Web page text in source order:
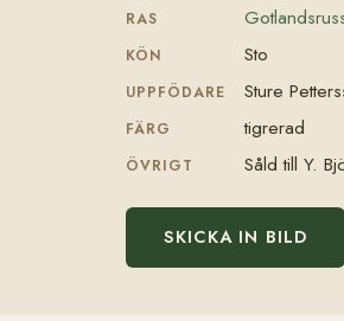
RAS
KÖN Sto
UPPFÖDARE Sture
FÄRG tigrerad
ÖVRIGT Såld till Y.
SKICKA IN BILD